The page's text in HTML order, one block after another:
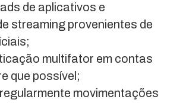
de aplicativos e
streaming provenientes de
multifator em contas
que possível;
movimentações